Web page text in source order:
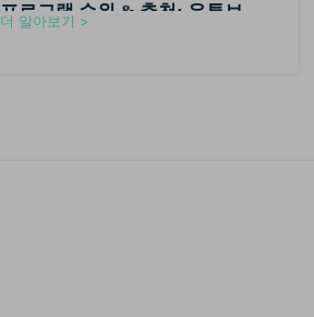
프로그램 순위 & 추천: 유튜브 초
보자용 영상편집기 가이드
더 알아보기 >